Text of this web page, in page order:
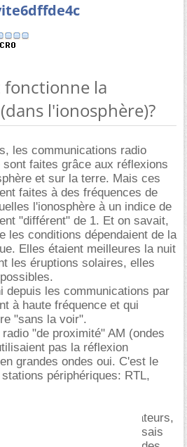
fonctionne la
l'ionosphère)?
les communications radio
faites grâce aux réflexions
et sur la terre. Mais ces
faites à des fréquences de
l'ionosphère à un indice de
"différent" de 1. Et on savait,
les conditions dépendaient de la
Elles étaient meilleures la nuit
les éruptions solaires, elles
depuis les communications par
à haute fréquence et qui
"sans la voir".
"de proximité" AM (ondes
pas la réflexion
grandes ondes oui. C'est le
périphériques: RTL,
de radioamateurs,
informé que moi. Je sais